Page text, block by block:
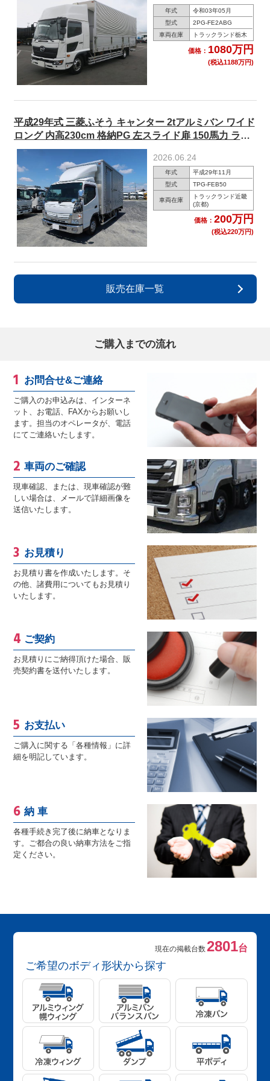
年式
令和03年05月
型式
2PG-FE2ABG
車両在庫
トラックランド栃木
価格： 1080万円
(税込1188万円)
平成29年式 三菱ふそう キャンター 2tアルミバン ワイド
ロング 内高230cm 格納PG 左スライド扉 150馬力 ラッ
シングレール2段 ★R8年11月迄車検付き★
2026.06.24
年式
平成29年11月
型式
TPG-FEB50
車両在庫
トラックランド近畿
(京都)
価格： 200万円
(税込220万円)
販売在庫一覧
ご購入までの流れ
お問合せ&ご連絡
ご購入のお申込みは、インターネ
ット、お電話、FAXからお願いし
ます。担当のオペレータが、電話
にてご連絡いたします。
車両のご確認
現車確認、または、現車確認が難
しい場合は、メールで詳細画像を
送信いたします。
お見積り
お見積り書を作成いたします。そ
の他、諸費用についてもお見積り
いたします。
ご契約
お見積りにご納得頂けた場合、販
売契約書を送付いたします。
お支払い
ご購入に関する「各種情報」に詳
細を明記しています。
納 車
各種手続き完了後に納車となりま
す。ご都合の良い納車方法をご指
定ください。
現在の掲載台数2801台
ご希望のボディ形状から探す